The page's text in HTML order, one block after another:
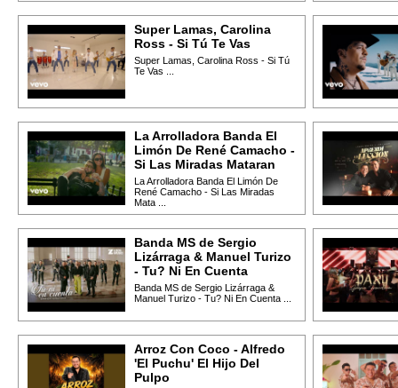
Super Lamas, Carolina
Ross - Si Tú Te Vas
Super Lamas, Carolina Ross - Si Tú
Te Vas ...
La Arrolladora Banda El
Limón De René Camacho -
Si Las Miradas Mataran
La Arrolladora Banda El Limón De
René Camacho - Si Las Miradas
Mata ...
Banda MS de Sergio
Lizárraga & Manuel Turizo
- Tu? Ni En Cuenta
Banda MS de Sergio Lizárraga &
Manuel Turizo - Tu? Ni En Cuenta ...
Arroz Con Coco - Alfredo
'El Puchu' El Hijo Del
Pulpo